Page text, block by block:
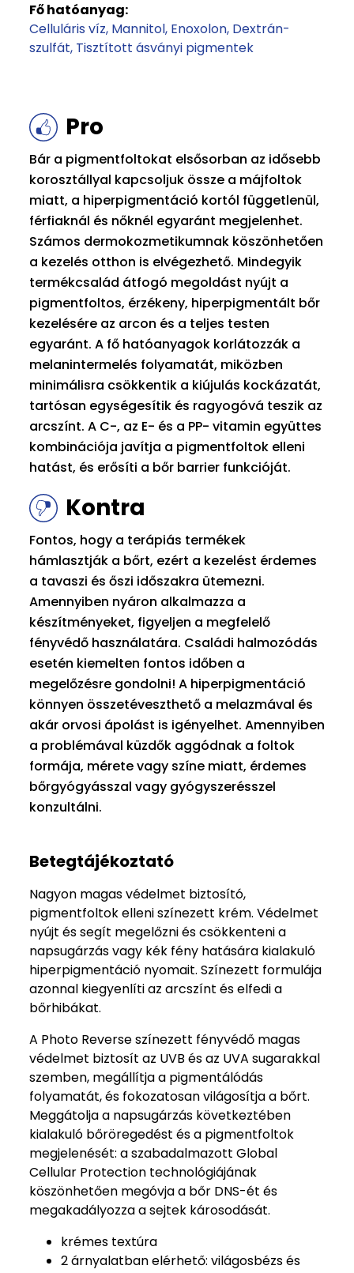
Fő hatóanyag:
Celluláris víz Mannitol Enoxolon Dextrán-
szulfát Tisztított ásványi pigmentek
Pro
Bár a pigmentfoltokat elsősorban az idősebb
korosztállyal kapcsoljuk össze a májfoltok
miatt, a hiperpigmentáció kortól függetlenül,
férfiaknál és nőknél egyaránt megjelenhet.
Számos dermokozmetikumnak köszönhetően
a kezelés otthon is elvégezhető. Mindegyik
termékcsalád átfogó megoldást nyújt a
pigmentfoltos, érzékeny, hiperpigmentált bőr
kezelésére az arcon és a teljes testen
egyaránt. A fő hatóanyagok korlátozzák a
melanintermelés folyamatát, miközben
minimálisra csökkentik a kiújulás kockázatát,
tartósan egységesítik és ragyogóvá teszik az
arcszínt. A C-, az E- és a PP- vitamin együttes
kombinációja javítja a pigmentfoltok elleni
hatást, és erősíti a bőr barrier funkcióját.
Kontra
Fontos, hogy a terápiás termékek
hámlasztják a bőrt, ezért a kezelést érdemes
a tavaszi és őszi időszakra ütemezni.
Amennyiben nyáron alkalmazza a
készítményeket, figyeljen a megfelelő
fényvédő használatára. Családi halmozódás
esetén kiemelten fontos időben a
megelőzésre gondolni! A hiperpigmentáció
könnyen összetéveszthető a melazmával és
akár orvosi ápolást is igényelhet. Amennyiben
a problémával küzdők aggódnak a foltok
formája, mérete vagy színe miatt, érdemes
bőrgyógyásszal vagy gyógyszerésszel
konzultálni.
Betegtájékoztató
Nagyon magas védelmet biztosító,
pigmentfoltok elleni színezett krém. Védelmet
nyújt és segít megelőzni és csökkenteni a
napsugárzás vagy kék fény hatására kialakuló
hiperpigmentáció nyomait. Színezett formulája
azonnal kiegyenlíti az arcszínt és elfedi a
bőrhibákat.
A Photo Reverse színezett fényvédő magas
védelmet biztosít az UVB és az UVA sugarakkal
szemben, megállítja a pigmentálódás
folyamatát, és fokozatosan világosítja a bőrt.
Meggátolja a napsugárzás következtében
kialakuló bőröregedést és a pigmentfoltok
megjelenését: a szabadalmazott Global
Cellular Protection technológiájának
köszönhetően megóvja a bőr DNS-ét és
megakadályozza a sejtek károsodását.
krémes textúra
2 árnyalatban elérhető: világosbézs és